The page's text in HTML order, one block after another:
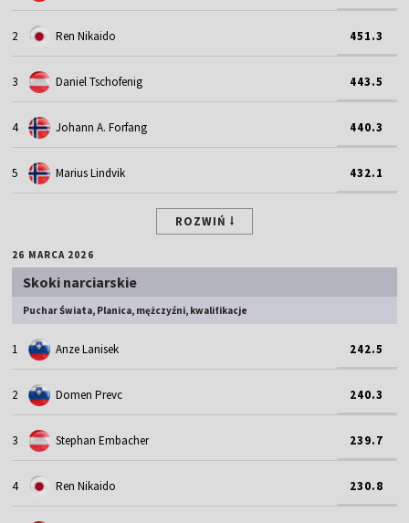
2 Ren Nikaido 451.3
3 Daniel Tschofenig 443.5
4 Johann A. Forfang 440.3
5 Marius Lindvik 432.1
ROZWIŃ
26 MARCA 2026
Skoki narciarskie
Puchar Świata, Planica, mężczyźni, kwalifikacje
1 Anze Lanisek 242.5
2 Domen Prevc 240.3
3 Stephan Embacher 239.7
4 Ren Nikaido 230.8